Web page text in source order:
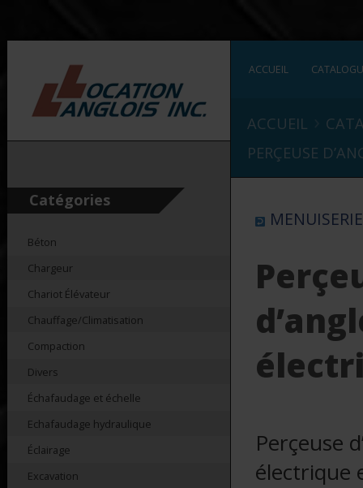
Catégories
Béton
Chargeur
Chariot Élévateur
Chauffage/Climatisation
Compaction
Divers
Échafaudage et échelle
Echafaudage hydraulique
Éclairage
Excavation
ACCUEIL
ACCUEIL
PERÇEUSE
MENUISERIE
Perçeuse
électrique